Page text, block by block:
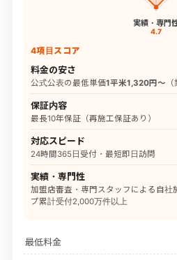
実績・専門
4.7
4項目スコア
料金の安さ
公式公表の最低単価1平米1,320円〜
保証内容
最長10年保証（再施工保証あり）
対応スピード
24時間365日受付・最短即日訪問
実績・専門性
加盟店審査・専門スタッフによる自社
プ累計受付2,000万件以上
最低料金